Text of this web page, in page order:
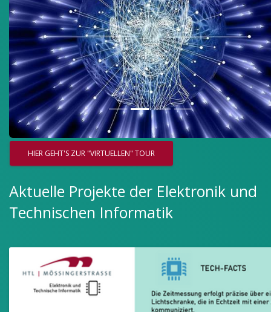
HIER GEHT'S ZUR "VIRTUELLEN" TOUR
Aktuelle Projekte der Elektronik und
Technischen Informatik